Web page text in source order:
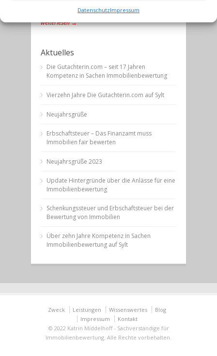
DatenschutzImpressum
glanzvolle Eröffnung..
weiterlesen →
Aktuelles
Die Gutachterin.com – seit 17 Jahren
Kompetenz in Sachen Immobilienbewertung
Vierzehn Jahre Die Gutachterin.com auf Sylt
Neujahrsgrüße
Erbschaftsteuer – Das Finanzamt muss
Immobilien fair bewerten
Neujahrsgrüße 2023
Update Hintergründe über die Anlässe für eine
Immobilienbewertung
Schenkungssteuer und Erbschaftsteuer bei der
Bewertung von Immobilien
Über zehn Jahre Kompetenz in Sachen
Immobilienbewertung auf Sylt
Zweck Leistungen Wissenswertes
Blog
Impressum
Kontakt
© 2022 Katrin Middelhoff - Sachverständige für
Immobilienbewertung. Alle Rechte vorbehalten.